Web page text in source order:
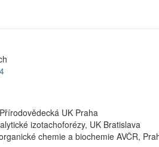
UK Praha
izotachoforézy, UK Bratislava
chemie a biochemie AVČR,